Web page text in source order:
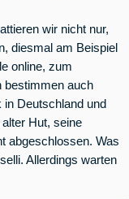
wir nicht nur,
diesmal am Beispiel
online, zum
bestimmen auch
Deutschland und
Hut, seine
abgeschlossen. Was
Allerdings warten